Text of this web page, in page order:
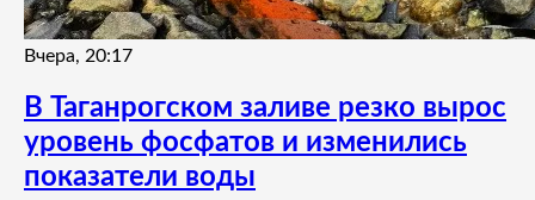
Вчера, 20:17
В Таганрогском заливе резко вырос
уровень фосфатов и изменились
показатели воды